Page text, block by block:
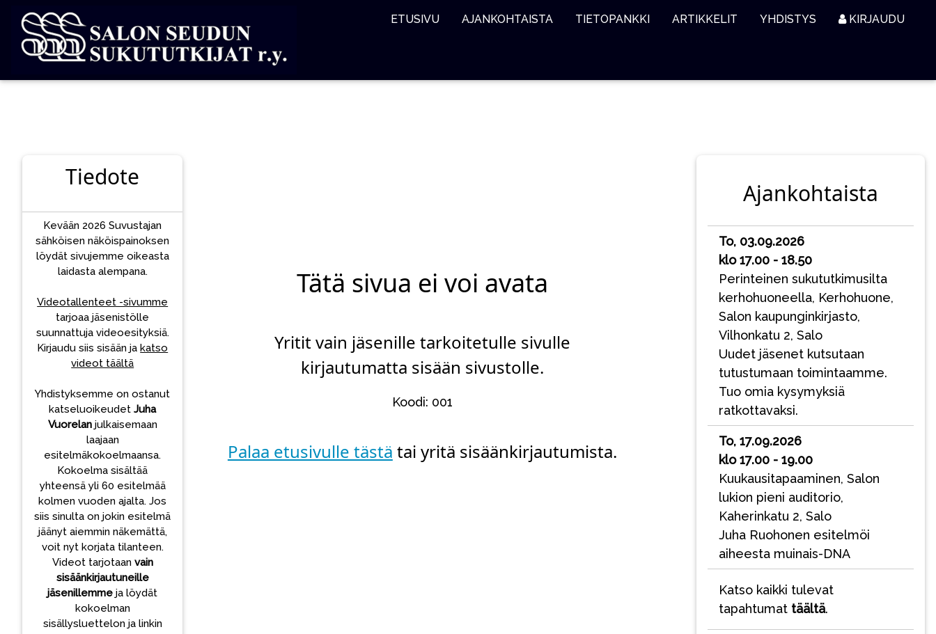
ETUSIVU AJANKOHTAISTA TIETOPANKKI ARTIKKELIT YHDISTYS KIRJAUDU
Ajankohtaista
To, 03.09.2026
klo 17.00 - 18.50
Perinteinen sukututkimusilta
kerhohuoneella, Kerhohuone,
Salon kaupunginkirjasto,
Vilhonkatu 2, Salo
Uudet jäsenet kutsutaan
tutustumaan toimintaamme.
Tuo omia kysymyksiä
ratkottavaksi.
To, 17.09.2026
klo 17.00 - 19.00
Kuukausitapaaminen, Salon
lukion pieni auditorio,
Kaherinkatu 2, Salo
Juha Ruohonen esitelmöi
aiheesta muinais-DNA
Katso kaikki tulevat
tapahtumat täältä.
Tiedote
Kevään 2026 Suvustajan
sähköisen näköispainoksen
löydät sivujemme oikeasta
laidasta alempana.
Videotallenteet -sivumme
tarjoaa jäsenistölle
suunnattuja videoesityksiä.
Kirjaudu siis sisään jakatso
videot täältä
Yhdistyksemme on ostanut
katseluoikeudetJuha
Vuorelanjulkaisemaan
laajaan
esitelmäkokoelmaansa.
Kokoelma sisältää
yhteensä yli 60 esitelmää
kolmen vuoden ajalta. Jos
siis sinulta on jokin esitelmä
jäänyt aiemmin näkemättä,
voit nyt korjata tilanteen.
Videot tarjotaan vain
sisäänkirjautuneille
jäsenillemme ja löydät
kokoelman
sisällysluettelon ja linkin
Tätä sivua ei voi avata
Yritit vain jäsenille tarkoitetulle sivulle
kirjautumatta sisään sivustolle.
Koodi: 001
Palaa etusivulle tästä tai yritä sisäänkirjautumista.